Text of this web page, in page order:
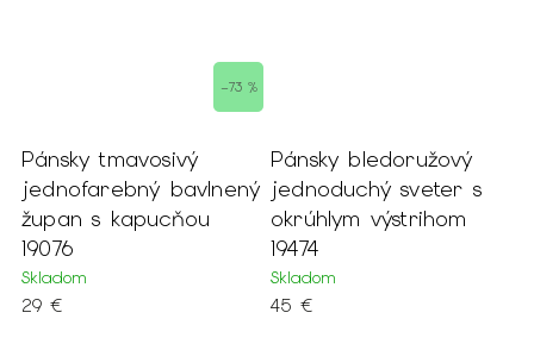
–73 %
Pánsky tmavosivý
jednofarebný bavlnený
župan s kapucňou
19076
Skladom
29 €
Pánsky bledoružový
jednoduchý sveter s
okrúhlym výstrihom
19474
Skladom
45 €